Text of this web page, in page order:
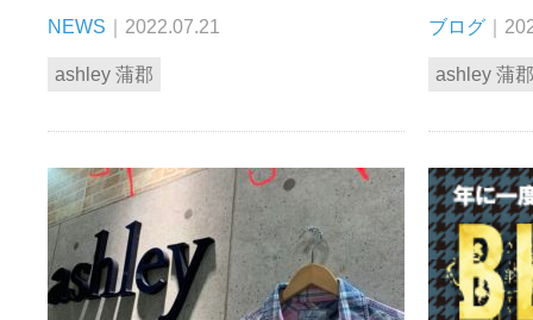
NEWS ｜2022.07.21
ashley 蒲郡
ブログ ｜
ashley 蒲郡